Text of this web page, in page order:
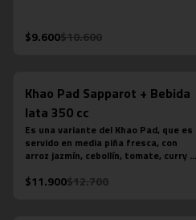
tailandés.
$9.600$10.600
Khao Pad Sapparot + Bebida
lata 350 cc
Es una variante del Khao Pad, que es
servido en media piña fresca, con
arroz jazmín, cebollín, tomate, curry
levemente picante. Más bebida en lata
$11.900$12.700